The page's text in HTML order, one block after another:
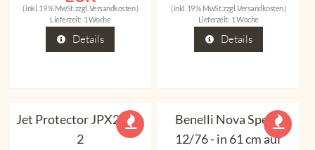
( inkl. 19 % MwSt. zzgl. Versandkosten)
Lieferzeit: 1 Woche
Details
( inkl. 19 % MwSt. zzgl.Versandkosten)
Lieferzeit: 1 Woche
Details
Jet Protector JPX2 Gen
2
Benelli Nova Speed
12/76 - in 61 cm auf